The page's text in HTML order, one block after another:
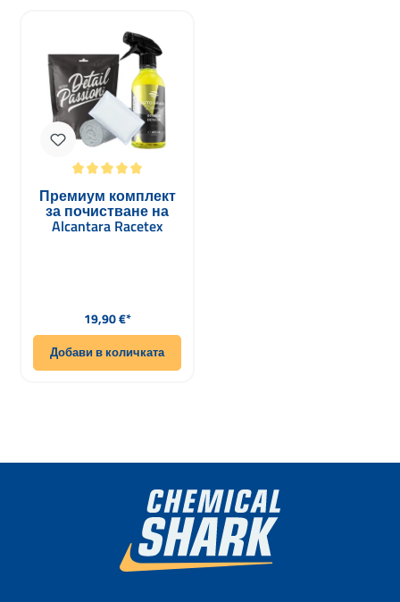
Премиум комплект
за почистване на
Alcantara Racetex
Редовна цена:
19,90 €*
Добави в количката